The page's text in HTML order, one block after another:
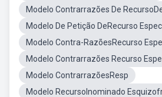
Modelo Contrarrazões De
Modelo De Petição DeRecurso
Modelo Contra-RazõesRecurso
Modelo Contrarrazões Recurso
Modelo ContrarrazõesResp
Modelo RecursoInominado